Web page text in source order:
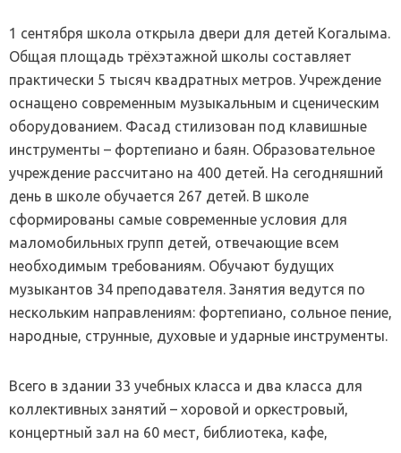
1 сентября школа открыла двери для детей Когалыма.
Общая площадь трёхэтажной школы составляет
практически 5 тысяч квадратных метров. Учреждение
оснащено современным музыкальным и сценическим
оборудованием. Фасад стилизован под клавишные
инструменты – фортепиано и баян. Образовательное
учреждение рассчитано на 400 детей. На сегодняшний
день в школе обучается 267 детей. В школе
сформированы самые современные условия для
маломобильных групп детей, отвечающие всем
необходимым требованиям. Обучают будущих
музыкантов 34 преподавателя. Занятия ведутся по
нескольким направлениям: фортепиано, сольное пение,
народные, струнные, духовые и ударные инструменты.
Всего в здании 33 учебных класса и два класса для
коллективных занятий – хоровой и оркестровый,
концертный зал на 60 мест, библиотека, кафе,